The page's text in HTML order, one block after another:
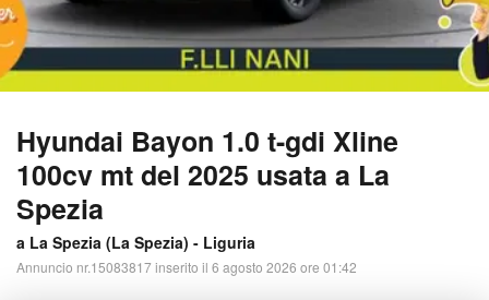
Hyundai Bayon 1.0 t-gdi Xline
100cv mt del 2025 usata a La
Spezia
a La Spezia (La Spezia) - Liguria
Annuncio nr.15083817 inserito il 6 agosto 2026 ore 01:42